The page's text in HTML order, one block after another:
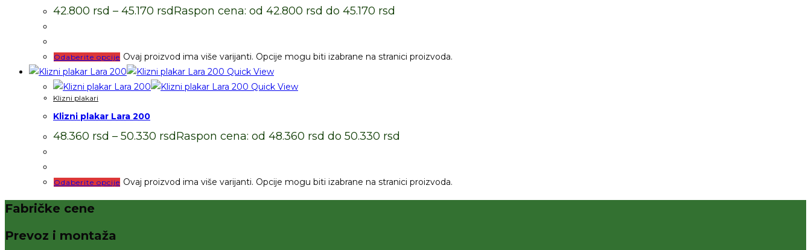
42.800 rsd – 45.170 rsdRaspon cena: od 42.800 rsd do 45.170 rsd
Odaberite opcije Ovaj proizvod ima više varijanti. Opcije mogu biti izabrane na stranici proizvoda.
Quick View
Quick View
Klizni plakari
Klizni plakar Lara 200
48.360 rsd – 50.330 rsdRaspon cena: od 48.360 rsd do 50.330 rsd
Odaberite opcije Ovaj proizvod ima više varijanti. Opcije mogu biti izabrane na stranici proizvoda.
Fabričke cene
Prevoz i montaža